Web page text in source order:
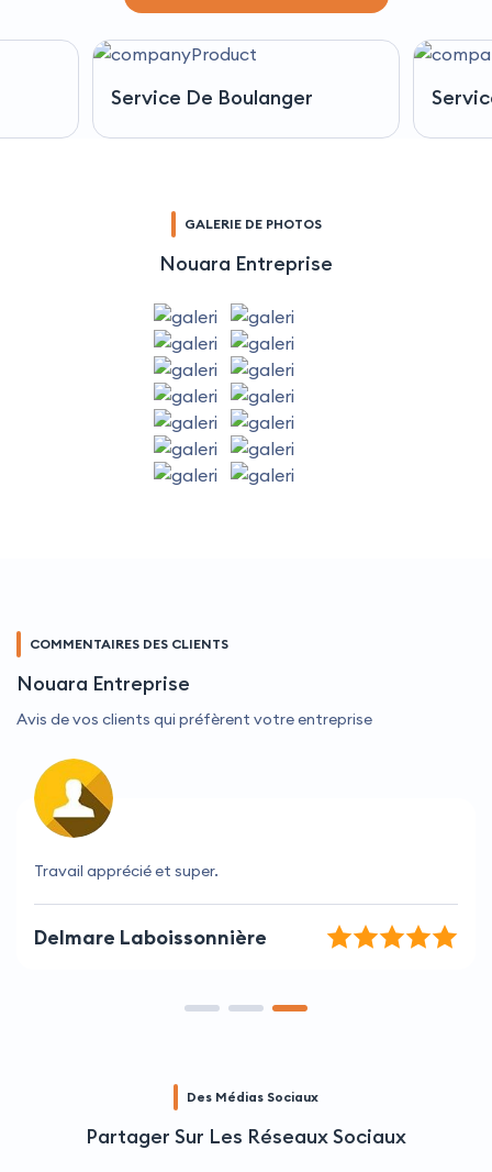
Service De Boulanger
GALERIE DE PHOTOS
Nouara Entreprise
COMMENTAIRES DES CLIENTS
Nouara Entreprise
Avis de vos clients qui préfèrent votre entreprise
Travail apprécié et super.
Delmare Laboissonnière
Des Médias Sociaux
Partager Sur Les Réseaux Sociaux